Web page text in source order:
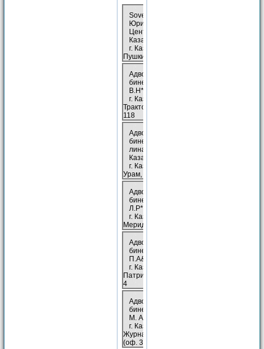
Sovetnik,
Юридический
Центр***//,
Казань
г. Казань, ул.
Пушкина, 1/55а
Адво­кат­ский ка­
бинет Бо­лот­но­ва
В.Н*/. , Казань
г. Казань, ул.
Тракторная 1-я,
118
Адво­кат­ский ка­
бинет Гу­бай­дул­
ли­на А.М*.,
Казань
г. Казань, ул. Зур
Урам, 8
Адво­кат­ский ка­
бинет Давле­то­ва
Л.Р*/., Казань
г. Казань, ул.
Меридианная, 24
Адво­кат­ский ка­
бинет Ко­га­на
П.А&., Казань
г. Казань, ул.
Патриса Лумумбы,
4
Адво­кат­ский ка­
бинет Му­ра­вье­ва
М. А&., Казань
г. Казань, ул.
Журналистов, 2а
(оф. 314)